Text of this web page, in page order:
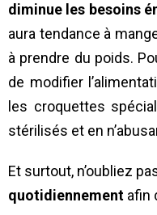
diminue les besoins
aura tendance à
à prendre du poids.
de modifier
les croquettes
stérilisés et en
Et surtout, n’oubliez
quotidiennement afin